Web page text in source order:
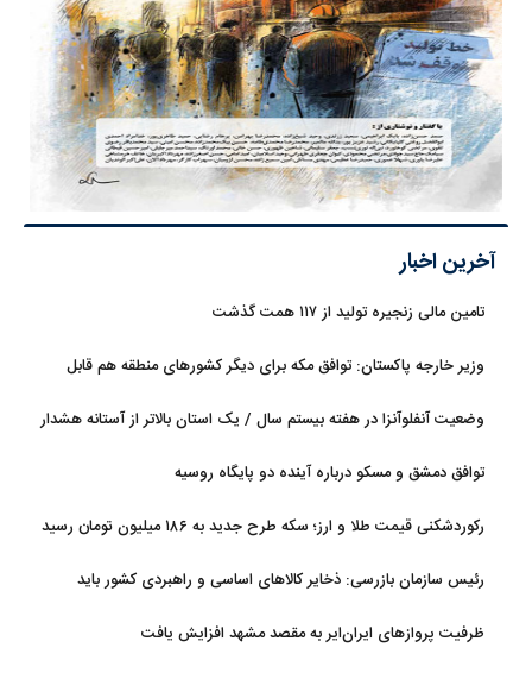
آخرین اخبار
تامین مالی زنجیره تولید از ۱۱۷ همت گذشت
وزیر خارجه پاکستان: توافق مکه برای دیگر کشورهای منطقه هم قابل
وضعیت آنفلوآنزا در هفته بیستم سال / یک استان بالاتر از آستانه هشدار
توافق دمشق و مسکو درباره آینده دو پایگاه روسیه
رکوردشکنی قیمت طلا و ارز؛ سکه طرح جدید به ۱۸۶ میلیون تومان رسید
رئیس سازمان بازرسی: ذخایر کالاهای اساسی و راهبردی کشور باید
ظرفیت پروازهای ایران‌ایر به مقصد مشهد افزایش یافت